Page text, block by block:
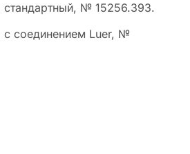
№ 15256.393.
соединением Luer, №